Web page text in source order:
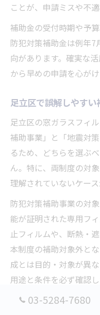
ことが、申請ミスや不
補助金の受付時期や予
防犯対策補助金は例年
向があります。確実な
から早めの申請を心がけ
足立区で誤解しやす
足立区の窓ガラスフィ
補助事業」と「地震対
るため、どちらを選ぶ
ん。特に、両制度の対
理解されていないケー
防犯対策補助事業の対
能が証明された専用フ
止フィルムや、断熱・
本制度の補助対象外と
成とは目的・対象が異
用途と条件を必ず確認し
また、年度ごとに補助
03-5284-7680